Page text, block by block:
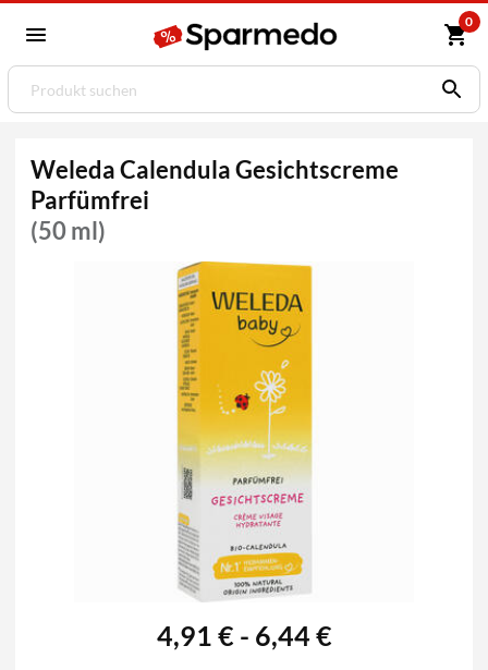
0
Weleda Calendula Gesichtscreme
Parfümfrei
(50 ml)
4,91 € - 6,44 €